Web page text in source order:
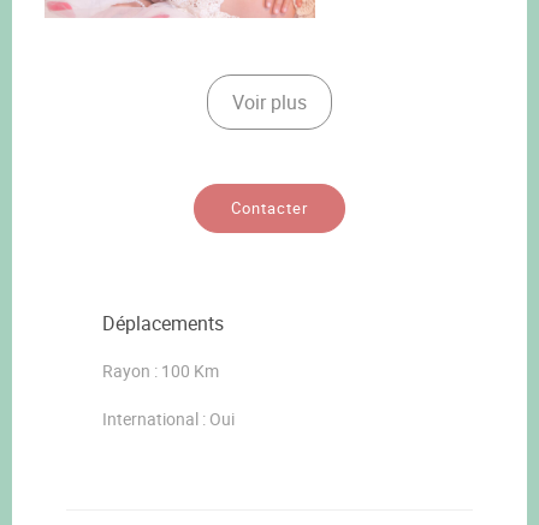
Voir plus
Contacter
Déplacements
Rayon : 100 Km
International : Oui